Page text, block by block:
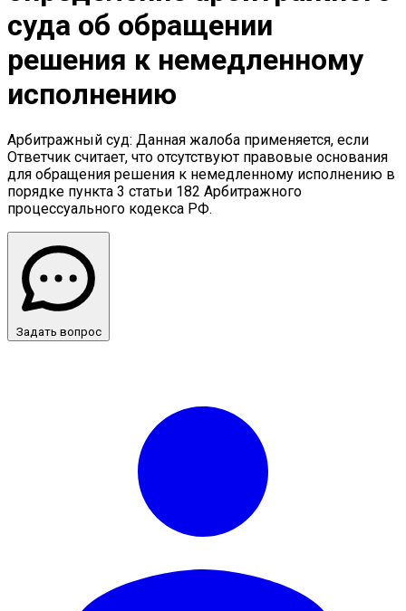
суда об обращении
решения к немедленному
исполнению
Арбитражный суд: Данная жалоба применяется, если
Ответчик считает, что отсутствуют правовые основания
для обращения решения к немедленному исполнению в
порядке пункта 3 статьи 182 Арбитражного
процессуального кодекса РФ.
Задать вопрос